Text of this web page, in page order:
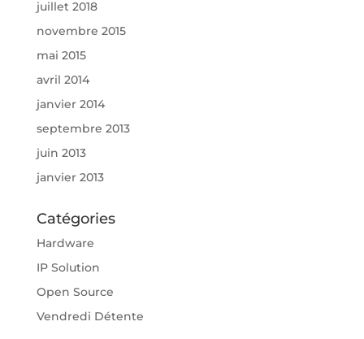
juillet 2018
novembre 2015
mai 2015
avril 2014
janvier 2014
septembre 2013
juin 2013
janvier 2013
Catégories
Hardware
IP Solution
Open Source
Vendredi Détente